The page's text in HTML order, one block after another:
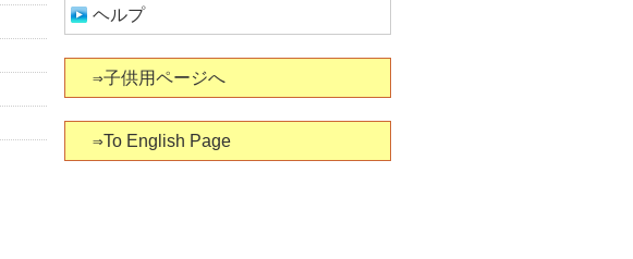
ヘルプ
⇒子供用ページへ
⇒To English Page